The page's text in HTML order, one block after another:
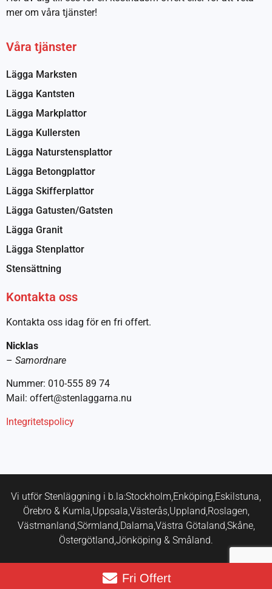
mer om våra tjänster!
Våra tjänster
Lägga Marksten
Lägga Kantsten
Lägga Markplattor
Lägga Kullersten
Lägga Naturstensplattor
Lägga Betongplattor
Lägga Skifferplattor
Lägga Gatusten/Gatsten
Lägga Granit
Lägga Stenplattor
Stensättning
Kontakta oss
Kontakta oss idag för en fri offert.
Nicklas
– Samordnare
Nummer: 010-555 89 74
Mail: offert@stenlaggarna.nu
Integritetspolicy
Vi utför Stenläggning i b.la:Stockholm,Enköping,Eskilstuna,
Örebro & Kumla,Uppsala,Västerås,Uppland,Roslagen,
Västmanland,Sörmland,Dalarna,Västra Götaland,Skåne,
Östergötland,Jönköping & Småland.
Fri Offert